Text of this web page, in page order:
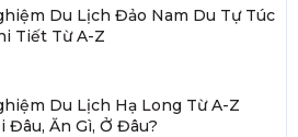
Du Lịch Đảo Nam Du Tự Túc
Tiết Từ A-Z
Du Lịch Hạ Long Từ A-Z
Đâu, Ăn Gì, Ở Đâu?